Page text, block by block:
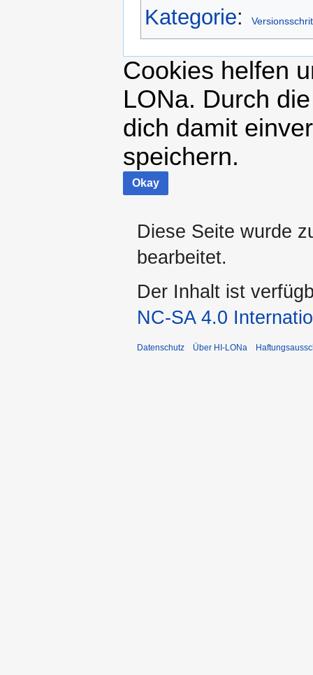
Kategorie:
Cookies helfen
LONa. Durch
dich damit
speichern.
Okay
Diese Seite wurde
bearbeitet.
Der Inhalt ist
NC-SA 4.0
Datenschutz Über HI-LONa